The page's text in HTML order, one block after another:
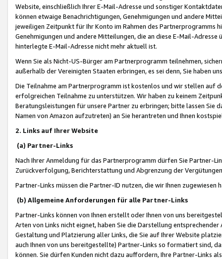
Website, einschließlich Ihrer E-Mail-Adresse und sonstiger
können etwaige Benachrichtigungen, Genehmigungen und andere
jeweiligen Zeitpunkt für Ihr Konto im Rahmen des Partnerprogramms
Genehmigungen und andere Mitteilungen, die an diese E-Mail-
hinterlegte E-Mail-Adresse nicht mehr aktuell ist.
Wenn Sie als Nicht-US-Bürger am Partnerprogramm teilnehmen,
außerhalb der Vereinigten Staaten erbringen, es sei denn, Sie haben
Die Teilnahme am Partnerprogramm ist kostenlos und wir stellen auf
erfolgreichen Teilnahme zu unterstützen. Wir haben zu keinem
Beratungsleistungen für unsere Partner zu erbringen; bitte lassen Sie
Namen von Amazon aufzutreten) an Sie herantreten und Ihnen
2. Links auf Ihrer Website
(a) Partner-Links
Nach Ihrer Anmeldung für das Partnerprogramm dürfen Sie Partner-
Zurückverfolgung, Berichterstattung und Abgrenzung der
Partner-Links müssen die Partner-ID nutzen, die wir Ihnen zugewiesen
(b) Allgemeine Anforderungen für alle Partner-Links
Partner-Links können von Ihnen erstellt oder Ihnen von uns
Arten von Links nicht eignet, haben Sie die Darstellung
Gestaltung und Platzierung aller Links, die Sie auf Ihrer Website
auch Ihnen von uns bereitgestellte) Partner-Links so formatiert sind,
können. Sie dürfen Kunden nicht dazu auffordern, Ihre Partner-Links